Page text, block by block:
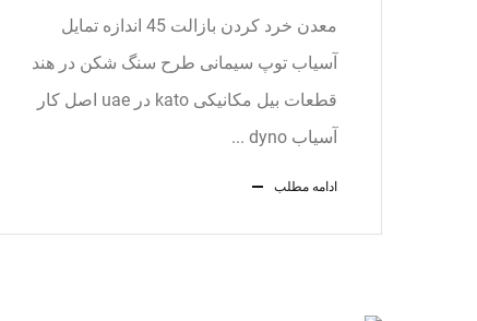
معدن خرد کردن بازالت 45 اندازه تمایل
آسیاب توپ سیمانی طرح سنگ شکن در هند
قطعات بیل مکانیکی kato در uae اصل کار
آسیاب dyno ...
ادامه مطلب